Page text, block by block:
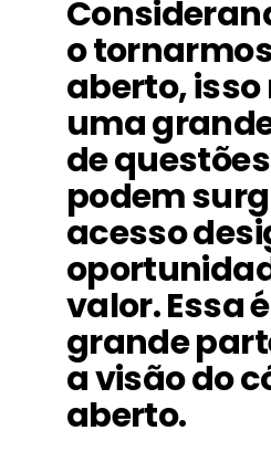
o
aberto,
uma
de
podem
acesso
valor. Essa
grande
a visão do
aberto.